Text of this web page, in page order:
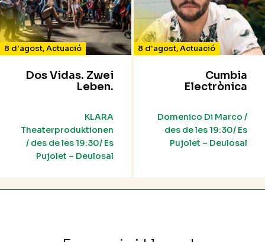
8 d'agost,Actuació
Dos Vidas. Zwei
Leben.
KLARA
Theaterproduktionen
/ des de les 19:30/ Es
Pujolet – Deulosal
8 d'agost,Actuació
Cumbia
Electrònica
Domenico Di Marco /
des de les 19:30/ Es
Pujolet – Deulosal